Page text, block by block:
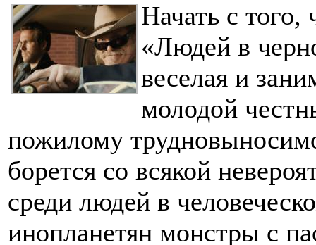
Начать с того,
«Людей в
веселая и
молодой
пожилому
борется со всякой
среди людей в
инопланетян монстры с